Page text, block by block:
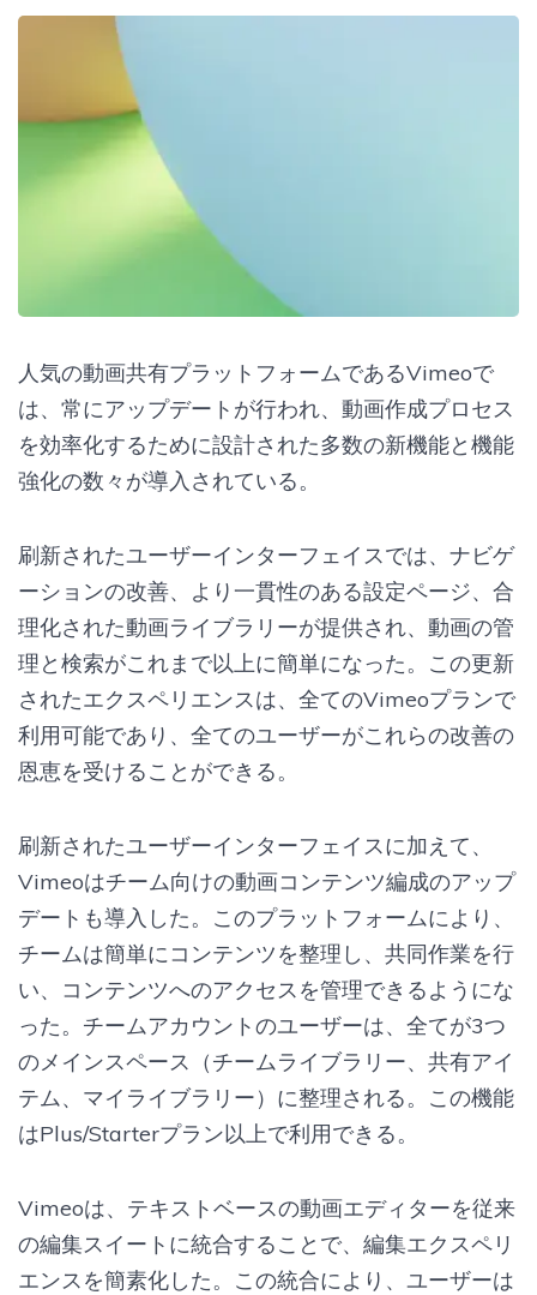
人気の動画共有プラットフォームであるVimeoで
は、常にアップデートが行われ、動画作成プロセス
を効率化するために設計された多数の新機能と機能
強化の数々が導入されている。
刷新されたユーザーインターフェイスでは、ナビゲ
ーションの改善、より一貫性のある設定ページ、合
理化された動画ライブラリーが提供され、動画の管
理と検索がこれまで以上に簡単になった。この更新
されたエクスペリエンスは、全てのVimeoプランで
利用可能であり、全てのユーザーがこれらの改善の
恩恵を受けることができる。
刷新されたユーザーインターフェイスに加えて、
Vimeoはチーム向けの動画コンテンツ編成のアップ
デートも導入した。このプラットフォームにより、
チームは簡単にコンテンツを整理し、共同作業を行
い、コンテンツへのアクセスを管理できるようにな
った。チームアカウントのユーザーは、全てが3つ
のメインスペース（チームライブラリー、共有アイ
テム、マイライブラリー）に整理される。この機能
はPlus/Starterプラン以上で利用できる。
Vimeoは、テキストベースの動画エディターを従来
の編集スイートに統合することで、編集エクスペリ
エンスを簡素化した。この統合により、ユーザーは